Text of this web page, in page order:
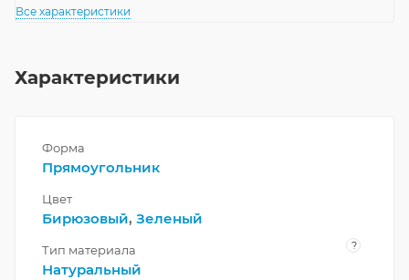
Все характеристики
Характеристики
Форма
Прямоугольник
Цвет
Бирюзовый, Зеленый
Тип материала ?
Натуральный